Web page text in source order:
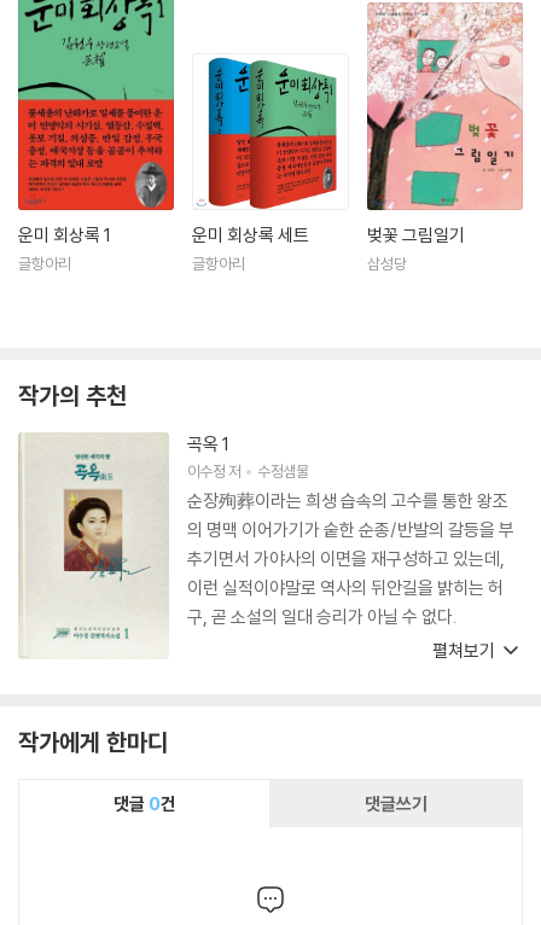
운미 회상록 1
글항아리
운미 회상록 세트
글항아리
벚꽃 그림일기
삼성당
작가의 추천
곡옥 1
이수정저 수정샘물
순장殉葬이라는 희생 습속의 고수를 통한 왕조
의 명맥 이어가기가 숱한 순종/반발의 갈등을 부
추기면서 가야사의 이면을 재구성하고 있는데,
이런 실적이야말로 역사의 뒤안길을 밝히는 허
구, 곧 소설의 일대 승리가 아닐 수 없다.
펼쳐보기
작가에게 한마디
댓글 0건 댓글쓰기